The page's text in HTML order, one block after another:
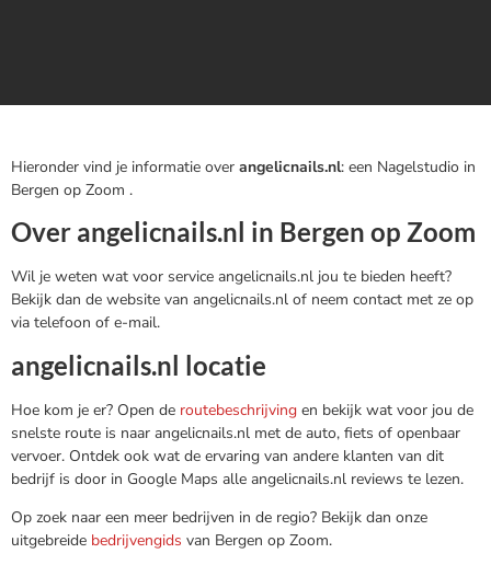
Hieronder vind je informatie over angelicnails.nl: een Nagelstudio in
Bergen op Zoom .
Over angelicnails.nl in Bergen op Zoom
Wil je weten wat voor service angelicnails.nl jou te bieden heeft?
Bekijk dan de website van angelicnails.nl of neem contact met ze op
via telefoon of e-mail.
angelicnails.nl locatie
Hoe kom je er? Open de routebeschrijving en bekijk wat voor jou de
snelste route is naar angelicnails.nl met de auto, fiets of openbaar
vervoer. Ontdek ook wat de ervaring van andere klanten van dit
bedrijf is door in Google Maps alle angelicnails.nl reviews te lezen.
Op zoek naar een meer bedrijven in de regio? Bekijk dan onze
uitgebreide bedrijvengids van Bergen op Zoom.